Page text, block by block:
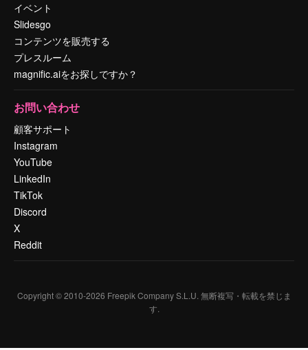
イベント
Slidesgo
コンテンツを販売する
プレスルーム
magnific.aiをお探しですか？
お問い合わせ
顧客サポート
Instagram
YouTube
LinkedIn
TikTok
Discord
X
Reddit
Copyright © 2010-2026 Freepik Company S.L.U. 無断複写・転載を禁じま
す.